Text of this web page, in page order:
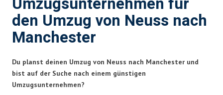
den Umzug von Neuss nach
Manchester
Du planst deinen Umzug von Neuss nach Manchester und
bist auf der Suche nach einem günstigen
Umzugsunternehmen?